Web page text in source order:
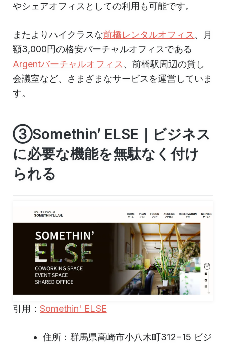
やシェアオフィスとしての利用も可能です。
またよりハイクラスな前橋レンタルオフィス 、月
額3,000円の格安バーチャルオフィスである
Argentバーチャルオフィス 、前橋駅周辺の貸し
会議室など、さまざまなサービスを運営していま
す。
③Somethin’ ELSE｜ビジネス
に必要な機能を無駄なく付け
られる
引用： Somethin' ELSE
住所：群馬県高崎市小八木町312−15 ビジ